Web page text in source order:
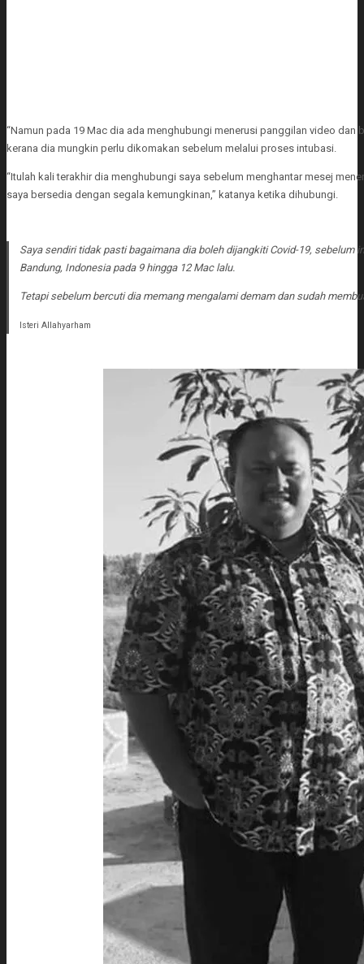
“Namun pada 19 Mac dia ada menghubungi menerusi panggilan video dan
kerana dia mungkin perlu dikomakan sebelum melalui proses intubasi.
“Itulah kali terakhir dia menghubungi saya sebelum menghantar mesej
saya bersedia dengan segala kemungkinan,” katanya ketika dihubungi.
Saya sendiri tidak pasti bagaimana dia boleh dijangkiti Covid-19, sebelum
Bandung, Indonesia pada 9 hingga 12 Mac lalu.
Tetapi sebelum bercuti dia memang mengalami demam dan sudah
Isteri Allahyarham